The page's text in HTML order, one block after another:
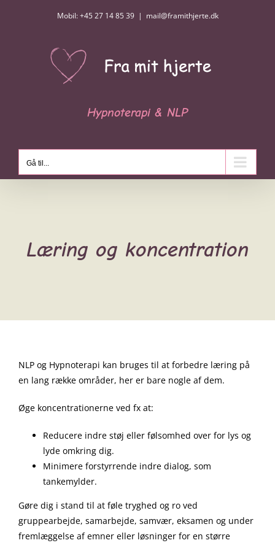
Mobil: +45 27 14 85 39 | mail@framithjerte.dk
Hypnoterapi & NLP
Gå til...
Læring og koncentration
NLP og Hypnoterapi kan bruges til at forbedre læring på
en lang række områder, her er bare nogle af dem.
Øge koncentrationerne ved fx at:
Reducere indre støj eller følsomhed over for lys og
lyde omkring dig.
Minimere forstyrrende indre dialog, som
tankemylder.
Gøre dig i stand til at føle tryghed og ro ved
gruppearbejde, samarbejde, samvær, eksamen og under
fremlæggelse af emner eller løsninger for en større